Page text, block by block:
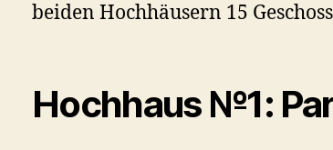
beiden Hochhäusern 15
Hochhaus №1: